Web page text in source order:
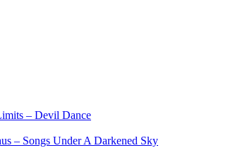
– Devil Dance
– Songs Under A Darkened Sky